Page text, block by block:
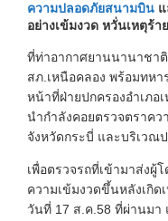
ความปลอดภัยสนามบิน
อย่างเข้มงวด หวั่นเหตุร้า
ที่ท่าอากาศยานนานาชา
สภ.เหนือคลอง พร้อมทหา
หน้าที่ฝ่ายปกครองอำเภอ
นำกำลังคอยตรวจตราค
จังหวัดกระบี่ และบริเวณ
เพื่อตรวจรถที่เข้ามาส่งผู้
ความเข้มงวดขึ้นหลังเกิด
วันที่ 17 ส.ค.58 ที่ผ่านม